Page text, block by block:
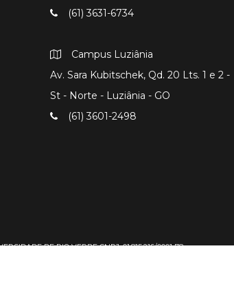
(61) 3631-6734
Campus Luziânia
Av. Sara Kubitschek, Qd. 20 Lts. 1 e 2 -
St - Norte - Luziânia - GO
(61) 3601-2498
DE RIO VERDE CNPJ: 01.815.216/0001-78